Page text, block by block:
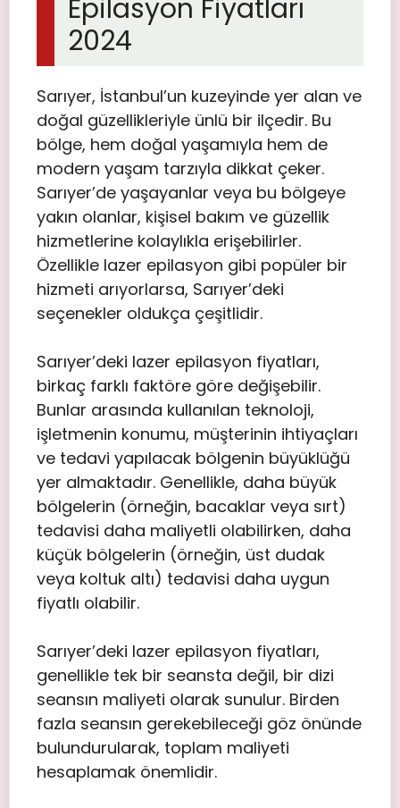
Epilasyon Fiyatları
2024
Sarıyer, İstanbul’un kuzeyinde yer alan ve
doğal güzellikleriyle ünlü bir ilçedir. Bu
bölge, hem doğal yaşamıyla hem de
modern yaşam tarzıyla dikkat çeker.
Sarıyer’de yaşayanlar veya bu bölgeye
yakın olanlar, kişisel bakım ve güzellik
hizmetlerine kolaylıkla erişebilirler.
Özellikle lazer epilasyon gibi popüler bir
hizmeti arıyorlarsa, Sarıyer’deki
seçenekler oldukça çeşitlidir.
Sarıyer’deki lazer epilasyon fiyatları,
birkaç farklı faktöre göre değişebilir.
Bunlar arasında kullanılan teknoloji,
işletmenin konumu, müşterinin ihtiyaçları
ve tedavi yapılacak bölgenin büyüklüğü
yer almaktadır. Genellikle, daha büyük
bölgelerin (örneğin, bacaklar veya sırt)
tedavisi daha maliyetli olabilirken, daha
küçük bölgelerin (örneğin, üst dudak
veya koltuk altı) tedavisi daha uygun
fiyatlı olabilir.
Sarıyer’deki lazer epilasyon fiyatları,
genellikle tek bir seansta değil, bir dizi
seansın maliyeti olarak sunulur. Birden
fazla seansın gerekebileceği göz önünde
bulundurularak, toplam maliyeti
hesaplamak önemlidir.